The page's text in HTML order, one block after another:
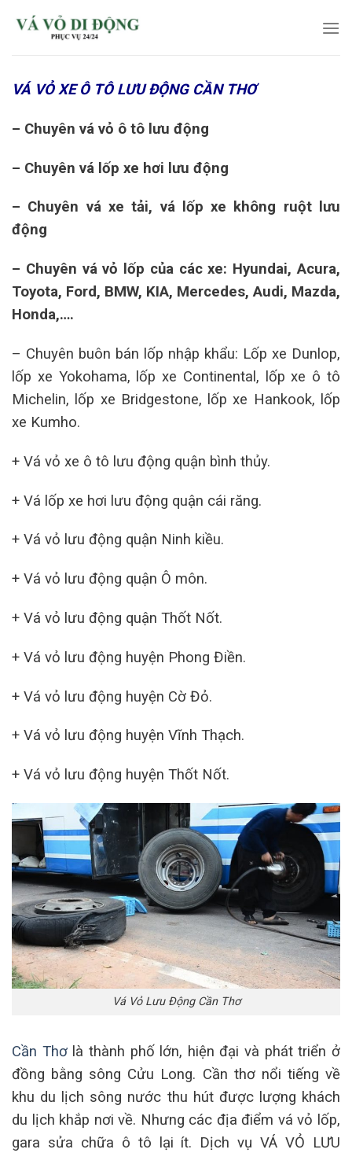
VÁ VỎ XE Ô TÔ LƯU ĐỘNG CẦN THƠ
– Chuyên vá vỏ ô tô lưu động
– Chuyên vá lốp xe hơi lưu động
– Chuyên vá xe tải, vá lốp xe không ruột lưu
động
– Chuyên vá vỏ lốp của các xe: Hyundai, Acura,
Toyota, Ford, BMW, KIA, Mercedes, Audi, Mazda,
Honda,….
– Chuyên buôn bán lốp nhập khẩu: Lốp xe Dunlop,
lốp xe Yokohama, lốp xe Continental, lốp xe ô tô
Michelin, lốp xe Bridgestone, lốp xe Hankook, lốp
xe Kumho.
+ Vá vỏ xe ô tô lưu động quận bình thủy.
+ Vá lốp xe hơi lưu động quận cái răng.
+ Vá vỏ lưu động quận Ninh kiều.
+ Vá vỏ lưu động quận Ô môn.
+ Vá vỏ lưu động quận Thốt Nốt.
+ Vá vỏ lưu động huyện Phong Điền.
+ Vá vỏ lưu động huyện Cờ Đỏ.
+ Vá vỏ lưu động huyện Vĩnh Thạch.
+ Vá vỏ lưu động huyện Thốt Nốt.
Vá Vỏ Lưu Động Cần Thơ
Cần Thơlà thành phố lớn, hiện đại và phát triển ở
đồng bằng sông Cửu Long. Cần thơ nổi tiếng về
khu du lịch sông nước thu hút được lượng khách
du lịch khắp nơi về. Nhưng các địa điểm vá vỏ lốp,
gara sửa chữa ô tô lại ít. Dịch vụ VÁ VỎ LƯU